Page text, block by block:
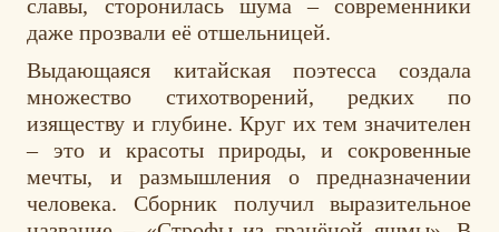
славы, сторонилась шума – современники
даже прозвали её отшельницей.
Выдающаяся китайская поэтесса создала
множество стихотворений, редких по
изяществу и глубине. Круг их тем значителен
– это и красоты природы, и сокровенные
мечты, и размышления о предназначении
человека. Сборник получил выразительное